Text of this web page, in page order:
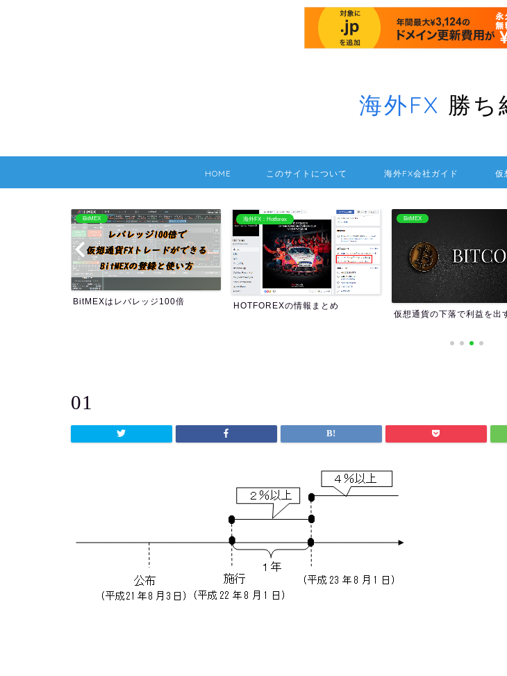
海外FX 勝ち
HOME このサイトについて 海外FX会社ガイド 仮
BitMEX
BitMEXはレバレッジ100倍
海外FX：Hotforex
HOTFOREXの情報まとめ
BitMEX
仮想通貨の下落で利益を出
01